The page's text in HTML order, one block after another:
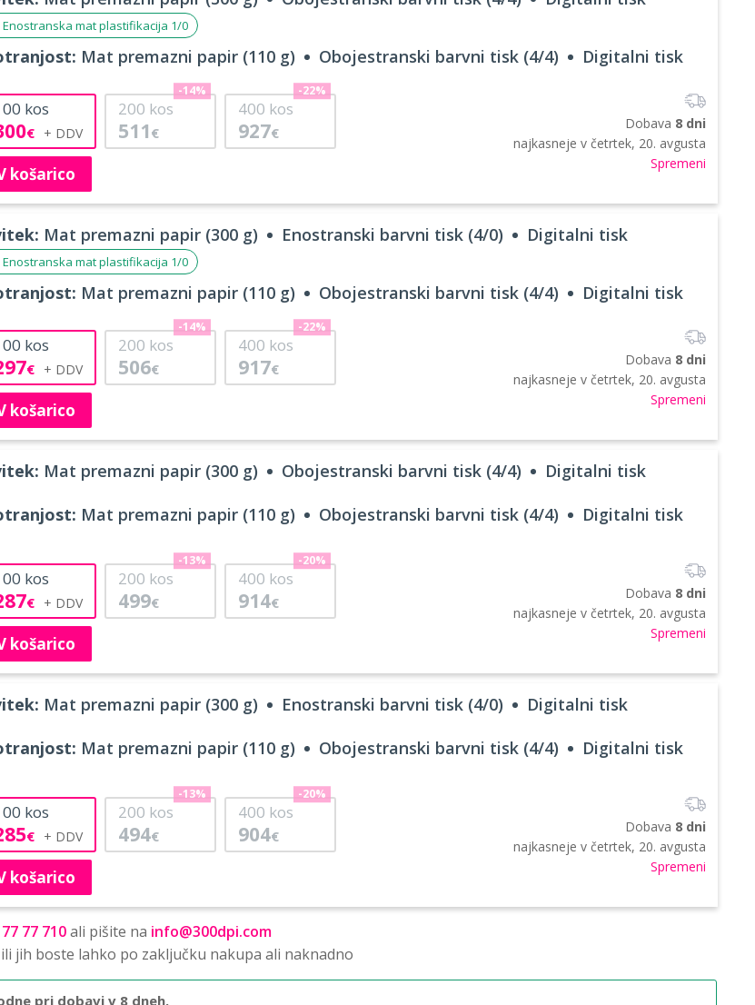
Enostranska mat plastifikacija 1/0
Mat premazni papir (110 g) Obojestranski barvni tisk (4/4) Digitalni tisk
kos
€
200 kos
511 €
-14%
400 kos
927€
-22%
košarico
Dobava 8 dni
najkasneje v četrtek, 20. avgusta
Spremeni
Mat premazni papir (300 g) Enostranski barvni tisk (4/0) Digitalni tisk
Enostranska mat plastifikacija 1/0
Mat premazni papir (110 g) Obojestranski barvni tisk (4/4) Digitalni tisk
kos
€
200 kos
506€
-14%
400 kos
917€
-22%
košarico
Dobava 8 dni
najkasneje v četrtek, 20. avgusta
Spremeni
Mat premazni papir (300 g) Obojestranski barvni tisk (4/4) Digitalni tisk
Mat premazni papir (110 g) Obojestranski barvni tisk (4/4) Digitalni tisk
kos
€
200 kos
499€
-13%
400 kos
914€
-20%
košarico
Dobava 8 dni
najkasneje v četrtek, 20. avgusta
Spremeni
Mat premazni papir (300 g) Enostranski barvni tisk (4/0) Digitalni tisk
Mat premazni papir (110 g) Obojestranski barvni tisk (4/4) Digitalni tisk
kos
€
200 kos
494€
-13%
400 kos
904€
-20%
košarico
Dobava 8 dni
najkasneje v četrtek, 20. avgusta
Spremeni
77 710ali pišite na info@300dpi.com
jih boste lahko po zaključku nakupa ali naknadno
pri dobavi v 8 dneh.